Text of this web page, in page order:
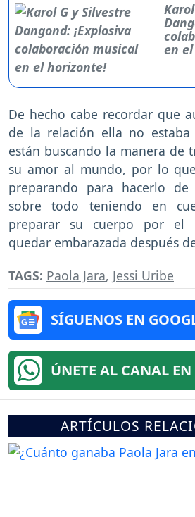
en
De hecho cabe recordar que
de la relación ella no estaba
están buscando la manera de
su amor al mundo, por lo
preparando para hacerlo
sobre todo teniendo en
preparar su cuerpo por el
quedar embarazada después
TAGS: Paola Jara, Jessi Uribe
SÍGUENOS EN
ÚNETE AL CANAL
ARTÍCULOS